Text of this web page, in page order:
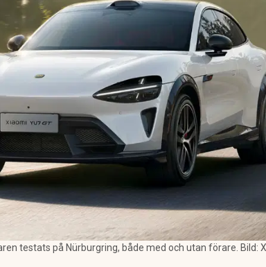
testats på Nürburgring, både med och utan förare. Bild: